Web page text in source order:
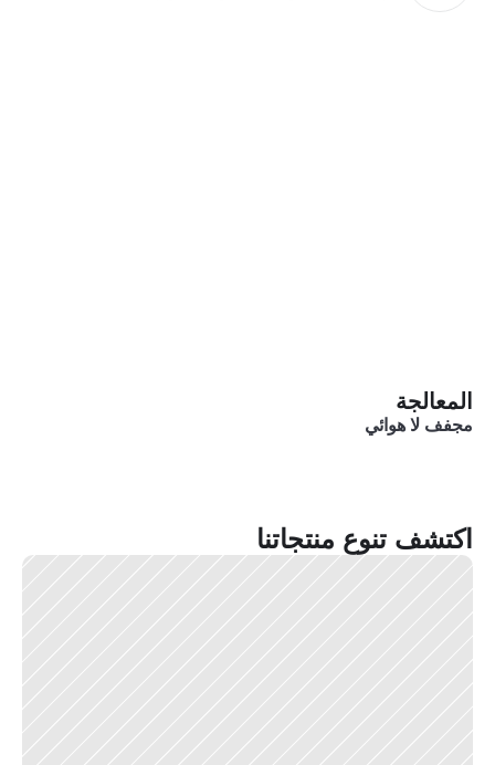
المعالجة
مجفف لا هوائي
اكتشف تنوع منتجاتنا